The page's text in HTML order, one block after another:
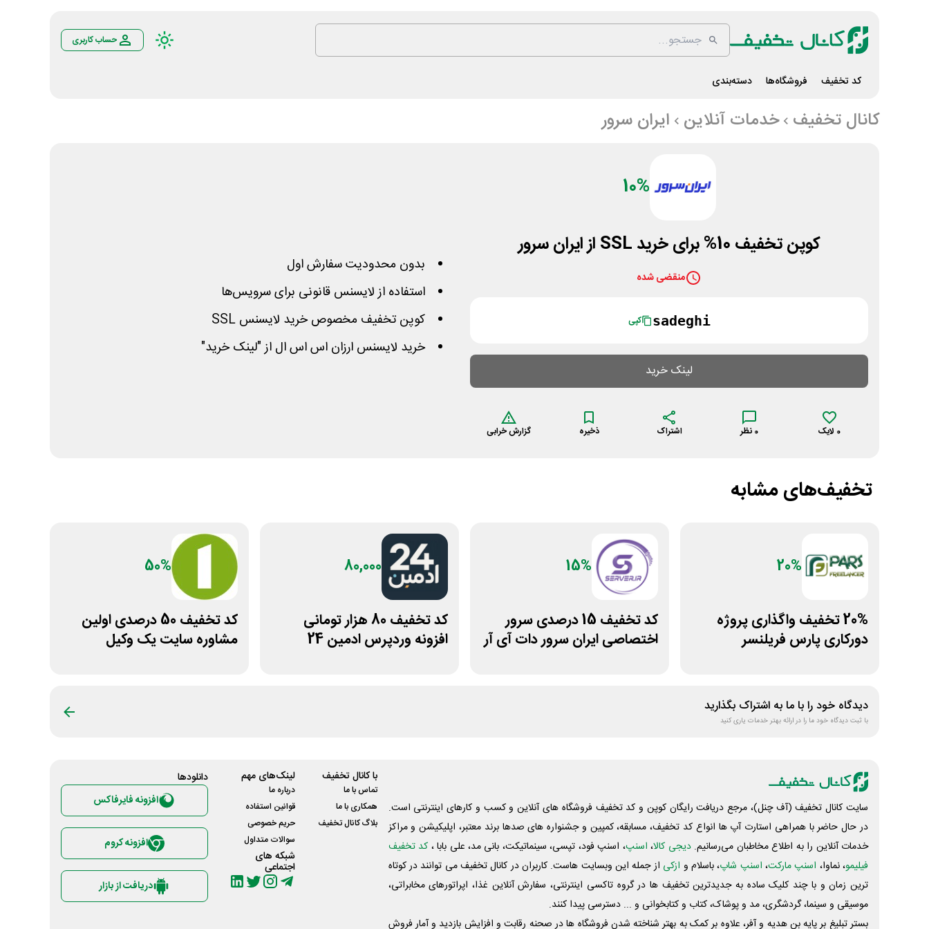
حساب کاربری
کد تخفیف فروشگاه‌ها دسته‌بندی
کانال تخفیف خدمات آنلاین ایران سرور
10%
کوپن تخفیف 10% برای خرید SSL از ایران سرور
منقضی شده
sadeghi کپی
لینک خرید
0 لایک 0 نظر اشتراک ذخیره گزارش خرابی
بدون محدودیت سفارش اول
استفاده از لایسنس قانونی برای سرویس‌ها
کوپن تخفیف مخصوص خرید لایسنس SSL
خرید لایسنس ارزان اس اس ال از "لینک خرید"
تخفیف‌های مشابه
20%
20% تخفیف واگذاری پروژه
دورکاری پارس فریلنسر
15%
کد تخفیف 15 درصدی سرور
اختصاصی ایران سرور دات آی آر
80,000
کد تخفیف 80 هزار تومانی
افزونه وردپرس ادمین 24
50%
کد تخفیف 50 درصدی اولین
مشاوره سایت یک وکیل
دیدگاه خود را با ما به اشتراک بگذارید
با ثبت دیدگاه خود ما را در ارائه بهتر خدمات یاری کنید
سایت کانال تخفیف (آف چنل)، مرجع دریافت رایگان کوپن و کد تخفیف فروشگاه های آنلاین و کسب و‌ کارهای اینترنتی است.
در حال حاضر با همراهی استارت آپ ها انواع کد تخفیف، مسابقه، کمپین و جشنواره های صدها برند معتبر، اپلیکیشن و مراکز
خدمات آنلاین را به اطلاع مخاطبان می‌رسانیم. دیجی کالا، اسنپ، اسنپ فود، تپسی، سینماتیکت، بانی مد، علی‌ بابا ، کد تخفیف
فیلیمو، نماوا، اسنپ مارکت، اسنپ شاپ، باسلام و ازکی از جمله این وبسایت ‌هاست. کاربران در کانال تخفیف می توانند در کوتاه
ترین زمان و با چند کلیک ساده به جدیدترین تخفیف ها در گروه تاکسی اینترنتی، سفارش آنلاین غذا، اپراتورهای مخابراتی،
موسیقی و سینما، گردشگری، مد و پوشاک، کتاب و کتابخوانی و ... دسترسی پیدا کنند.
بستر تبلیغ بر پایه بن هدیه و آفر، علاوه بر کمک به بهتر شناخته شدن فروشگاه ها در صحنه رقابت و افزایش بازدید و آمار فروش
با کانال تخفیف
تماس با ما
همکاری با ما
بلاگ کانال تخفیف
لینک‌های مهم
درباره ما
قوانین استفاده
حریم خصوصی
سوالات متداول
شبکه های
اجتماعی
دانلود‌ها
افزونه فایرفاکس
افزونه کروم
دریافت از بازار